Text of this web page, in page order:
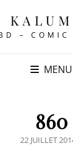
– COMIC
MENU
860
POSTED
22 JUILLET